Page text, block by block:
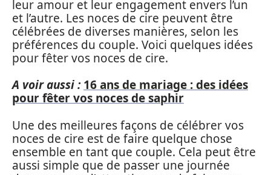
leur amour et leur engagement envers l’un
et l’autre. Les noces de cire peuvent être
célébrées de diverses manières, selon les
préférences du couple. Voici quelques idées
pour fêter vos noces de cire.
A voir aussi : 16 ans de mariage : des idées
pour fêter vos noces de saphir
Une des meilleures façons de célébrer vos
noces de cire est de faire quelque chose
ensemble en tant que couple. Cela peut être
aussi simple que de passer une journée